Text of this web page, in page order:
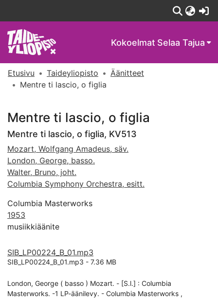
Kokoelmat Selaa Tajua
Etusivu Taideyliopisto
Äänitteet
Mentre ti lascio, o figlia
Mentre ti lascio, o figlia
Mentre ti lascio, o figlia, KV513
Mozart, Wolfgang Amadeus, säv.
London, George, basso.
Walter, Bruno, joht.
Columbia Symphony Orchestra, esitt.
Columbia Masterworks
1953
musiikkiäänite
SIB_LP00224_B_01.mp3
SIB_LP00224_B_01.mp3 - 7.36 MB
London, George ( basso ) Mozart. - [S.l.] : Columbia
Masterworks. -1 LP-äänilevy. - Columbia Masterworks ,